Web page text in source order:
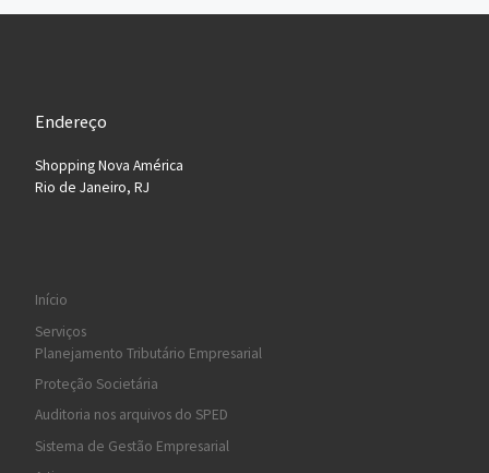
Endereço
Shopping Nova América
Rio de Janeiro, RJ
Início
Serviços
Planejamento Tributário Empresarial
Proteção Societária
Auditoria nos arquivos do SPED
Sistema de Gestão Empresarial